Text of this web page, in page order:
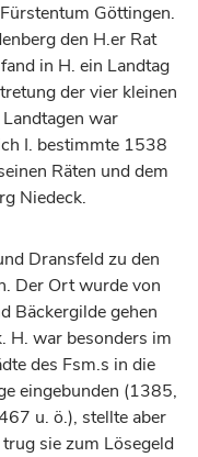
Fürstentum Göttingen.
den H.er Rat
in H. ein Landtag
der vier kleinen
war
I. bestimmte 1538
Räten und dem
Niedeck.
Dransfeld zu den
. Der Ort wurde von
Bäckergilde gehen
H. war besonders im
des Fsm.s in die
eingebunden (1385,
u. ö.), stellte aber
sie zum Lösegeld